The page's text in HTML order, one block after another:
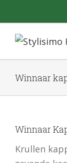
to
content
Winnaar
Winnaar
Krullen